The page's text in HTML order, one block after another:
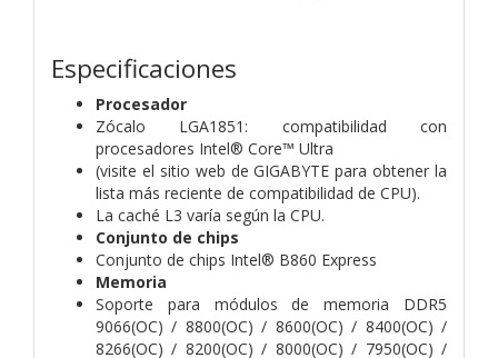
Especificaciones
Procesador
Zócalo LGA1851: compatibilidad con
procesadores Intel® Core™ Ultra
(visite el sitio web de GIGABYTE para obtener la
lista más reciente de compatibilidad de CPU).
La caché L3 varía según la CPU.
Conjunto de chips
Conjunto de chips Intel® B860 Express
Memoria
Soporte para módulos de memoria DDR5
9066(OC) / 8800(OC) / 8600(OC) / 8400(OC) /
8266(OC) / 8200(OC) / 8000(OC) / 7950(OC) /